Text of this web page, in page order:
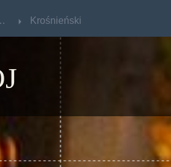
Krośnieński
Krośnieński